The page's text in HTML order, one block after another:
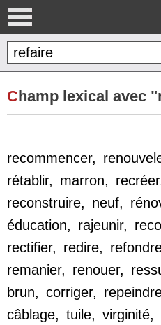
Champ lexical avec
recommencer,
rétablir, marron, recréer
reconstruire, neuf,
éducation, rajeunir,
rectifier, redire,
remanier, renouer,
brun, corriger,
câblage, tuile, virginité,